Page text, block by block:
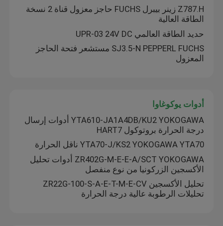
Z787.H زينر بيبرل FUCHS حاجز معزول قناة 2 نسخة
الطاقة العالية
حديد الطاقة العالمي UPR-03 24V DC
SJ3.5-N PEPPERL FUCHS مستشعر فتحة الحاجز
المعزول
أدوات يوكوغاوا
YTA610-JA1A4DB/KU2 YOKOGAWA أدوات إرسال
درجة الحرارة بروتوكول HART7
YTA70-J/KS2 YOKOGAWA YTA70 ناقل الحرارة
ZR402G-M-E-E-A/SCT YOKOGAWA أدوات تحليل
الأكسجين الزركونيا من نوع منفصل
تحليل الأكسجين ZR22G-100-S-A-E-T-M-E-CV
تحليلات الرطوبة عالية درجة الحرارة